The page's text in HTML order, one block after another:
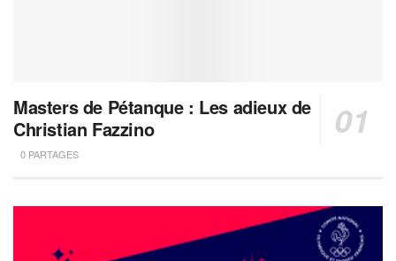
Masters de Pétanque : Les adieux de
Christian Fazzino
0 PARTAGES